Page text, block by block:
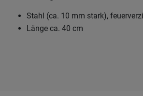
Stahl (ca. 10 mm stark),
Länge ca. 40 cm